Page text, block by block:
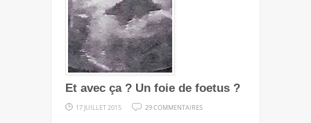
Et avec ça ? Un foie de foetus ?
17 JUILLET 2015 29 COMMENTAIRES